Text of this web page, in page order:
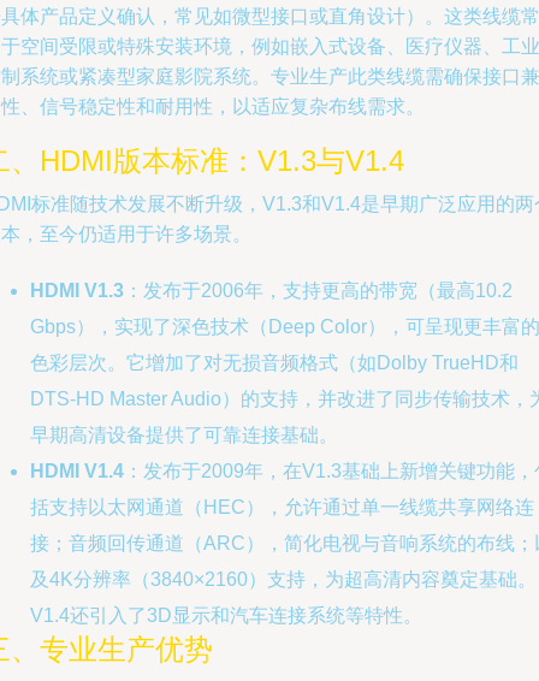
体产品定义确认，常见如微型接口或直角设计）。这类线缆常
空间受限或特殊安装环境，例如嵌入式设备、医疗仪器、工业
系统或紧凑型家庭影院系统。专业生产此类线缆需确保接口兼
、信号稳定性和耐用性，以适应复杂布线需求。
、HDMI版本标准：V1.3与V1.4
标准随技术发展不断升级，V1.3和V1.4是早期广泛应用的两
，至今仍适用于许多场景。
HDMI V1.3 ：发布于2006年，支持更高的带宽（最高10.2
Gbps），实现了深色技术（Deep Color），可呈现更丰富的
色彩层次。它增加了对无损音频格式（如Dolby TrueHD和
DTS-HD Master Audio）的支持，并改进了同步传输技术，
早期高清设备提供了可靠连接基础。
HDMI V1.4 ：发布于2009年，在V1.3基础上新增关键功能，
括支持以太网通道（HEC），允许通过单一线缆共享网络连
接；音频回传通道（ARC），简化电视与音响系统的布线；
及4K分辨率（3840×2160）支持，为超高清内容奠定基础。
V1.4还引入了3D显示和汽车连接系统等特性。
、专业生产优势